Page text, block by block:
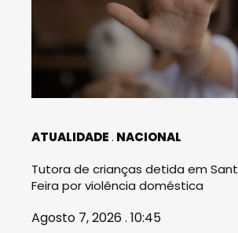
ATUALIDADE NACIONAL
Tutora de crianças detida em
Feira por violência doméstica
Agosto 7, 2026 . 10:45